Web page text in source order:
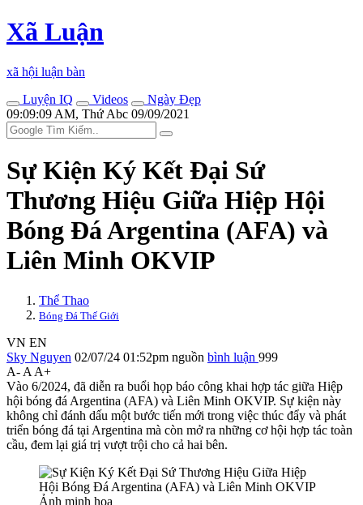
Xã Luận
xã hội luận bàn
Luyện IQ
Videos
Ngày Đẹp
09:09:09 AM, Thứ Abc 09/09/2021
Sự Kiện Ký Kết Đại Sứ
Thương Hiệu Giữa Hiệp Hội
Bóng Đá Argentina (AFA) và
Liên Minh OKVIP
Thể Thao
Bóng Đá Thế Giới
VN EN
Sky Nguyen 02/07/24 01:52pm nguồn bình luận 999
A- A A+
Vào 6/2024, đã diễn ra buổi họp báo công khai hợp tác giữa Hiệp
hội bóng đá Argentina (AFA) và Liên Minh OKVIP. Sự kiện này
không chỉ đánh dấu một bước tiến mới trong việc thúc đẩy và phát
triển bóng đá tại Argentina mà còn mở ra những cơ hội hợp tác toàn
cầu, đem lại giá trị vượt trội cho cả hai bên.
Ảnh minh họa